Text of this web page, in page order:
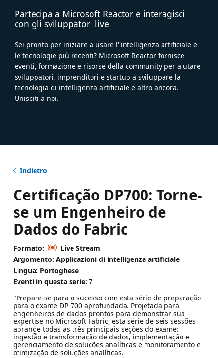
Partecipa a Microsoft Reactor e interagisci
con gli sviluppatori live
Sei pronto per iniziare a usare l''intelligenza artificiale e
le tecnologie più recenti? Microsoft Reactor fornisce
eventi, formazione e risorse della community per aiutare
sviluppatori, imprenditori e startup a sviluppare la
tecnologia di intelligenza artificiale e altro ancora.
Unisciti a noi.
Indietro
Certificação DP700: Torne-
se um Engenheiro de
Dados do Fabric
Formato:
Live Stream
Argomento: Applicazioni di intelligenza artificiale
Lingua: Portoghese
Eventi in questa serie: 7
"Prepare-se para o sucesso com esta série de preparação
para o exame DP-700 aprofundada. Projetada para
engenheiros de dados prontos para demonstrar sua
expertise no Microsoft Fabric, esta série de seis sessões
abrange todas as três principais seções do exame:
ingestão e transformação de dados, implementação e
gerenciamento de soluções analíticas e monitoramento e
otimização de soluções analíticas.